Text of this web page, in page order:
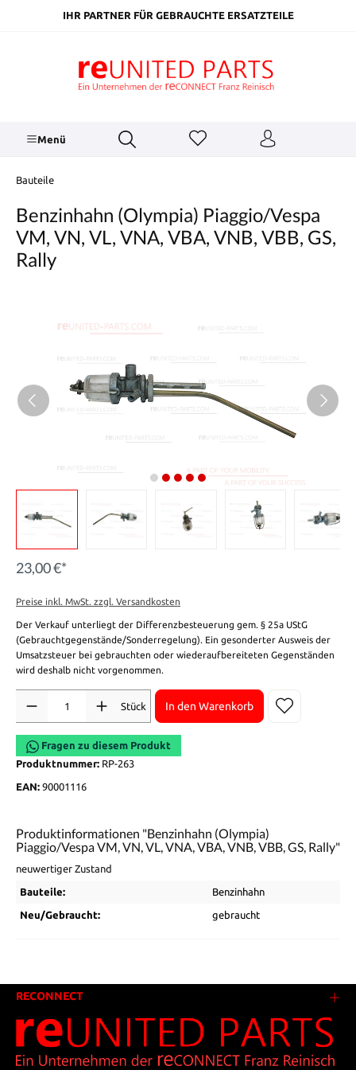
springenIHR PARTNER FÜR GEBRAUCHTE ERSATZTEILE
Menü
Bauteile
Benzinhahn (Olympia) Piaggio/Vespa
VM, VN, VL, VNA, VBA, VNB, VBB, GS,
Rally
23,00 €*
Preise inkl. MwSt. zzgl. Versandkosten
Der Verkauf unterliegt der Differenzbesteuerung gem. § 25a UStG
(Gebrauchtgegenstände/Sonderregelung). Ein gesonderter Ausweis der
Umsatzsteuer bei gebrauchten oder wiederaufbereiteten Gegenständen
wird deshalb nicht vorgenommen.
Stück
In den Warenkorb
Fragen zu diesem Produkt
Produktnummer: RP-263
EAN: 90001116
Produktinformationen "Benzinhahn (Olympia)
Piaggio/Vespa VM, VN, VL, VNA, VBA, VNB, VBB, GS, Rally"
neuwertiger Zustand
Bauteile: Benzinhahn
Neu/Gebraucht: gebraucht
RECONNECT